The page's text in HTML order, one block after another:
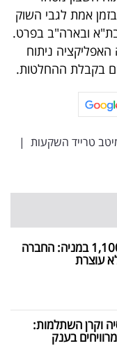
אמת לגבי השוק
בת"א ובארה"ב בפרט.
ניתוח
בקבלת ההחלטות.
טרייד השקעות |
במניה: החברה
עוצרת
וקרן השתלמות:
בענק